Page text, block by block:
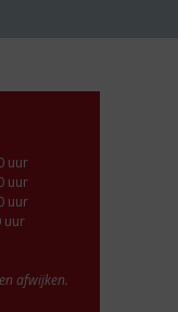
uur
uur
uur
uur
afwijken.